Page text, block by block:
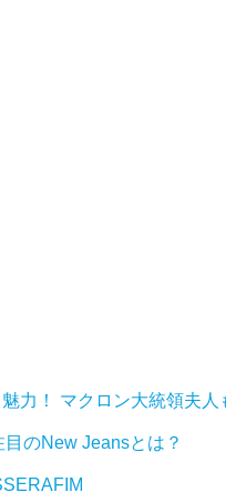
力！ マクロン大統領夫人
のNew Jeansとは？